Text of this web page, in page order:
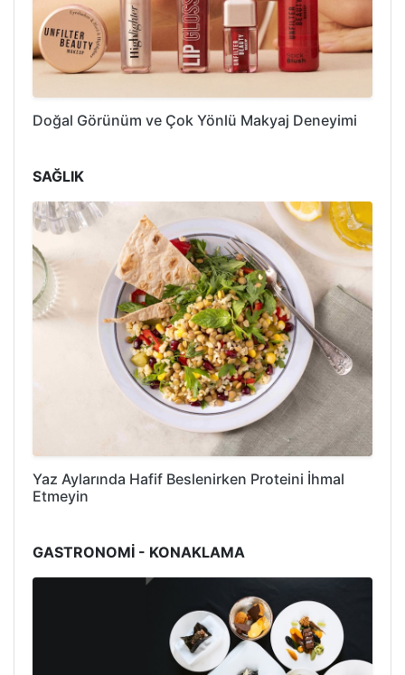
Doğal Görünüm ve Çok Yönlü Makyaj Deneyimi
SAĞLIK
Yaz Aylarında Hafif Beslenirken Proteini İhmal
Etmeyin
GASTRONOMİ - KONAKLAMA